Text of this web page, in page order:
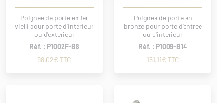
Poignee de porte en fer
vielli pour porte d'interieur
ou d'exterieur
Réf. : P1002F-B8
98.02€ TTC
Poignee de porte en
bronze pour porte d'entree
ou d'interieur
Réf. : P1009-B14
151.11€ TTC